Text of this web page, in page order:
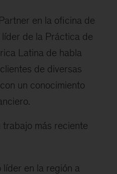
en la oficina de
de la Práctica de
Latina de habla
de diversas
un conocimiento
trabajo más reciente
en la región a